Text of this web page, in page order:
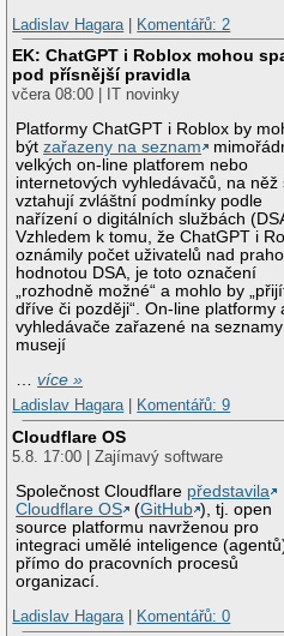
Ladislav Hagara
Komentářů: 2
EK: ChatGPT i Roblox mohou
pod přísnější pravidla
včera 08:00 | IT novinky
Platformy ChatGPT i Roblox by
býtzařazeny na seznam
velkých on-line platforem nebo
internetových vyhledávačů, na něž
vztahují zvláštní podmínky podle
nařízení o digitálních službách
Vzhledem k tomu, že ChatGPT i
oznámily počet uživatelů nad
hodnotou DSA, je toto označení
„rozhodně možné“ a mohlo by
dříve či později“. On-line platformy
vyhledávače zařazené na seznamy
musejí
…více »
Ladislav Hagara| Komentářů: 9
Cloudflare OS
5.8. 17:00 | Zajímavý software
Společnost Cloudflare představila
Cloudflare OS
(GitHub ), tj. open
source platformu navrženou pro
integraci umělé inteligence
přímo do pracovních procesů
organizací.
Ladislav Hagara| Komentářů: 0